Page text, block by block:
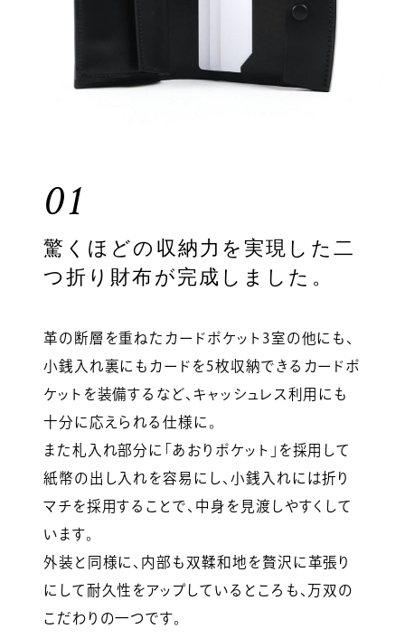
01
驚くほどの収納力を実現した二
つ折り財布が完成しました。
革の断層を重ねたカードポケット3室の他にも、
小銭入れ裏にもカードを5枚収納できるカードポ
ケットを装備するなど、キャッシュレス利用にも
十分に応えられる仕様に。
また札入れ部分に「あおりポケット」を採用して
紙幣の出し入れを容易にし、小銭入れには折り
マチを採用することで、中身を見渡しやすくして
います。
外装と同様に、内部も双鞣和地を贅沢に革張り
にして耐久性をアップしているところも、万双の
こだわりの一つです。